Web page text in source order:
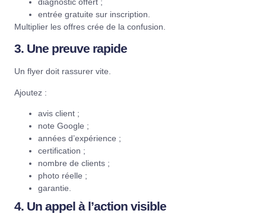
entrée gratuite sur inscription.
Multiplier les offres crée de la confusion.
3. Une preuve rapide
Un flyer doit rassurer vite.
Ajoutez :
avis client ;
note Google ;
années d’expérience ;
certification ;
nombre de clients ;
photo réelle ;
garantie.
4. Un appel à l’action visible